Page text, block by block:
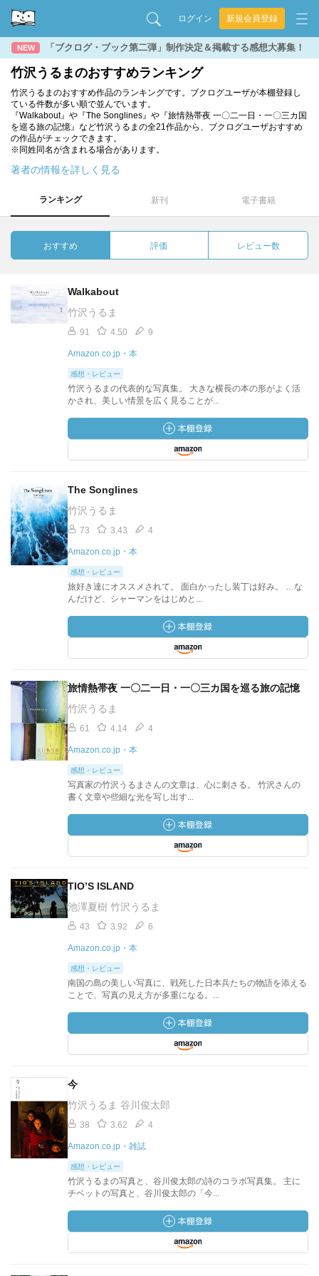
ログイン 新規会員登録
NEW 「ブクログ・ブック第二弾」制作決定＆掲載する感想大募集！
竹沢うるまのおすすめランキング
竹沢うるまのおすすめ作品のランキングです。ブクログユーザが本棚登録し
ている件数が多い順で並んでいます。
『Walkabout』や『The Songlines』や『旅情熱帯夜 一〇二一日・一〇三カ国
を巡る旅の記憶』など竹沢うるまの全21作品から、ブクログユーザおすすめ
の作品がチェックできます。
※同姓同名が含まれる場合があります。
著者の情報を詳しく見る
ランキング 新刊 電子書籍
おすすめ 評価 レビュー数
Walkabout
竹沢うるま
91 4.50 9
Amazon.co.jp・本
感想・レビュー
竹沢うるまの代表的な写真集。 大きな横長の本の形がよく活
かされ、美しい情景を広く見ることが...
The Songlines
竹沢うるま
73 3.43 4
Amazon.co.jp・本
感想・レビュー
旅好き達にオススメされて。 面白かったし装丁は好み。 …な
んだけど、シャーマンをはじめと...
旅情熱帯夜 一〇二一日・一〇三カ国を巡る旅の記憶
竹沢うるま
61 4.14 4
Amazon.co.jp・本
感想・レビュー
写真家の竹沢うるまさんの文章は、心に刺さる。 竹沢さんの
書く文章や些細な光を写し出す...
TIO’S ISLAND
池澤夏樹 竹沢うるま
43 3.92 6
Amazon.co.jp・本
感想・レビュー
南国の島の美しい写真に、戦死した日本兵たちの物語を添える
ことで、写真の見え方が多重になる。...
今
竹沢うるま 谷川俊太郎
38 3.62 4
Amazon.co.jp・雑誌
感想・レビュー
竹沢うるまの写真と、谷川俊太郎の詩のコラボ写真集。 主に
チベットの写真と、谷川俊太郎の「今...